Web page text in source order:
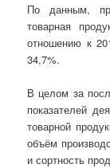
По данным,
товарная
отношению к
34,7%.
В целом за
показателей
товарной
объём
и сортность